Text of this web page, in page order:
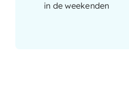
in de weekenden